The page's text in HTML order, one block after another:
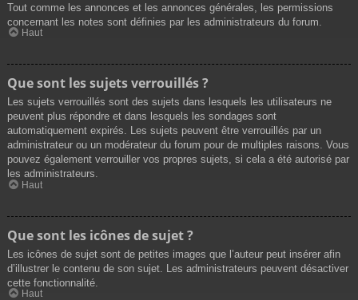
Tout comme les annonces et les annonces générales, les permissions
concernant les notes sont définies par les administrateurs du forum.
Haut
Que sont les sujets verrouillés ?
Les sujets verrouillés sont des sujets dans lesquels les utilisateurs ne
peuvent plus répondre et dans lesquels les sondages sont
automatiquement expirés. Les sujets peuvent être verrouillés par un
administrateur ou un modérateur du forum pour de multiples raisons. Vous
pouvez également verrouiller vos propres sujets, si cela a été autorisé par
les administrateurs.
Haut
Que sont les icônes de sujet ?
Les icônes de sujet sont de petites images que l’auteur peut insérer afin
d’illustrer le contenu de son sujet. Les administrateurs peuvent désactiver
cette fonctionnalité.
Haut